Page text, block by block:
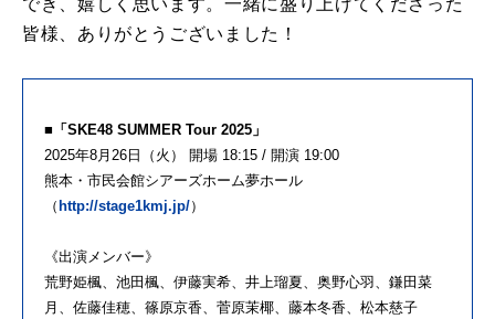
でき、嬉しく思います。一緒に盛り上げてくださった
皆様、ありがとうございました！
■「SKE48 SUMMER Tour 2025」
2025年8月26日（火） 開場 18:15 / 開演 19:00
熊本・市民会館シアーズホーム夢ホール
（ http://stage1kmj.jp/）
《出演メンバー》
荒野姫楓、池田楓、伊藤実希、井上瑠夏、奥野心羽、鎌田菜
月、佐藤佳穂、篠原京香、菅原茉椰、藤本冬香、松本慈子